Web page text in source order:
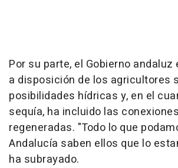
Por su parte, el Gobierno
a disposición de los agricultores
posibilidades hídricas y, en el
sequía, ha incluido las
regeneradas. "Todo lo que
Andalucía saben ellos que lo
ha subrayado.